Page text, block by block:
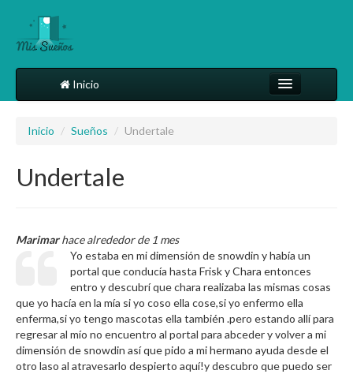
Inicio
Más
Inicio / Sueños / Undertale
Undertale
Marimarhace alrededor de 1 mes
Yo estaba en mi dimensión de snowdin y había un
portal que conducía hasta Frisk y Chara entonces
entro y descubrí que chara realizaba las mismas cosas
que yo hacía en la mía si yo coso ella cose,si yo enfermo ella
enferma,si yo tengo mascotas ella también .pero estando allí para
regresar al mío no encuentro al portal para abceder y volver a mi
dimensión de snowdin así que pido a mi hermano ayuda desde el
otro laso al atravesarlo despierto aquí!y descubro que puedo ser